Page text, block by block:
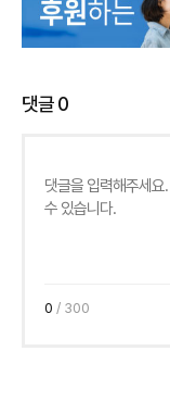
댓글0
0 / 300